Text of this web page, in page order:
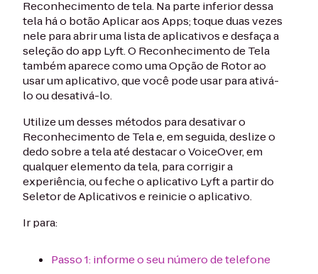
Reconhecimento de tela. Na parte inferior dessa
tela há o botão Aplicar aos Apps; toque duas vezes
nele para abrir uma lista de aplicativos e desfaça a
seleção do app Lyft. O Reconhecimento de Tela
também aparece como uma Opção de Rotor ao
usar um aplicativo, que você pode usar para ativá-
lo ou desativá-lo.
Utilize um desses métodos para desativar o
Reconhecimento de Tela e, em seguida, deslize o
dedo sobre a tela até destacar o VoiceOver, em
qualquer elemento da tela, para corrigir a
experiência, ou feche o aplicativo Lyft a partir do
Seletor de Aplicativos e reinicie o aplicativo.
Ir para:
Passo 1: informe o seu número de telefone